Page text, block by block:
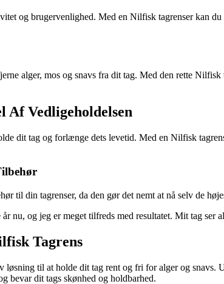
og brugervenlighed. Med en Nilfisk tagrenser kan
alger, mos og snavs fra dit tag. Med den rette
Af Vedligeholdelsen
dit tag og forlænge dets levetid. Med en Nilfisk
til din tagrenser, da den gør det nemt at nå selv de
nu, og jeg er meget tilfreds med resultatet. Mit tag
Tagrens
til at holde dit tag rent og fri for alger og snavs.
bevar dit tags skønhed og holdbarhed.